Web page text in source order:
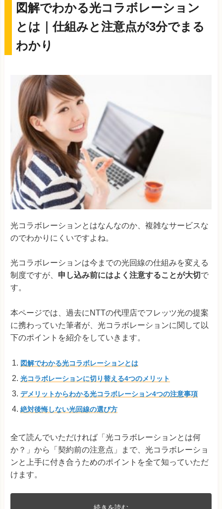
図解でわかる光コラボレーション
とは｜仕組みと注意点が3分でまる
わかり
光コラボレーションとはなんなのか、複雑なサービスな
のでわかりにくいですよね。
光コラボレーションは今までの光回線の仕組みを変える
制度ですが、 申し込み前にはよく注意することが大切 で
す。
本ページでは、過去にNTTの代理店でフレッツ光の提案
に携わっていた筆者が、光コラボレーションに関して以
下のポイントを紹介をしていきます。
図解でわかる光コラボレーションとは
光コラボレーションに切り替える4つのメリット
デメリットからわかる光コラボレーション4つの注意事項
絶対後悔しない光回線の選び方
全て読んでいただければ「光コラボレーションとは何
か？」から「契約前の注意点」まで、光コラボレーショ
ンと上手に付き合うためのポイントを全て知っていただ
けます。